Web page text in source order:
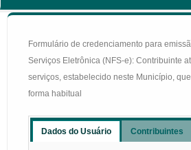
Formulário de credenciamento para
Serviços Eletrônica (NFS-e): Contribuinte
serviços, estabelecido neste Município,
forma habitual
Dados do Usuário Contribuintes